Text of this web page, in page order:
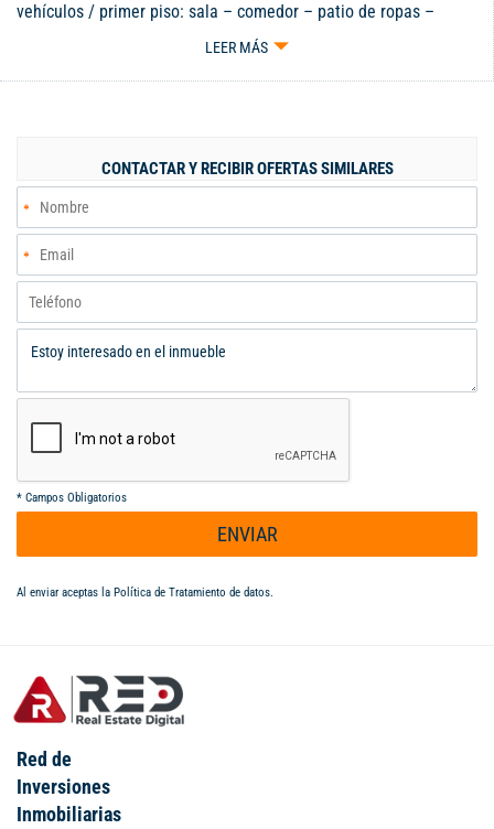
vehículos / primer piso: sala – comedor – patio de ropas –
cocina integral – sala de estar – baño social – alcoba amplia
privado con closet – alcoba 1 con closet – alcoba 2 con closet –
ciudad de Bogotá. Con posibilidad de ampliación para dos
alcobas y balcón. La unidad cuenta con piscina, gimnasio, salón
de eventos, turco y jacuzzi.
LEER MÁS
CONTACTAR Y RECIBIR OFERTAS SIMILARES
* Campos Obligatorios
ENVIAR
Al enviar aceptas la Política de Tratamiento de datos.
Red de
Inversiones
Inmobiliarias